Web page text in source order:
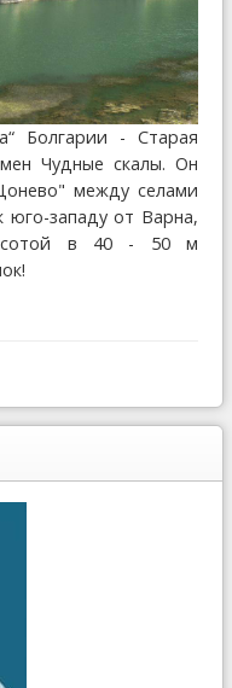
Болгарии - Старая
Чудные скалы. Он
между селами
западу от Варна,
в 40 - 50 м